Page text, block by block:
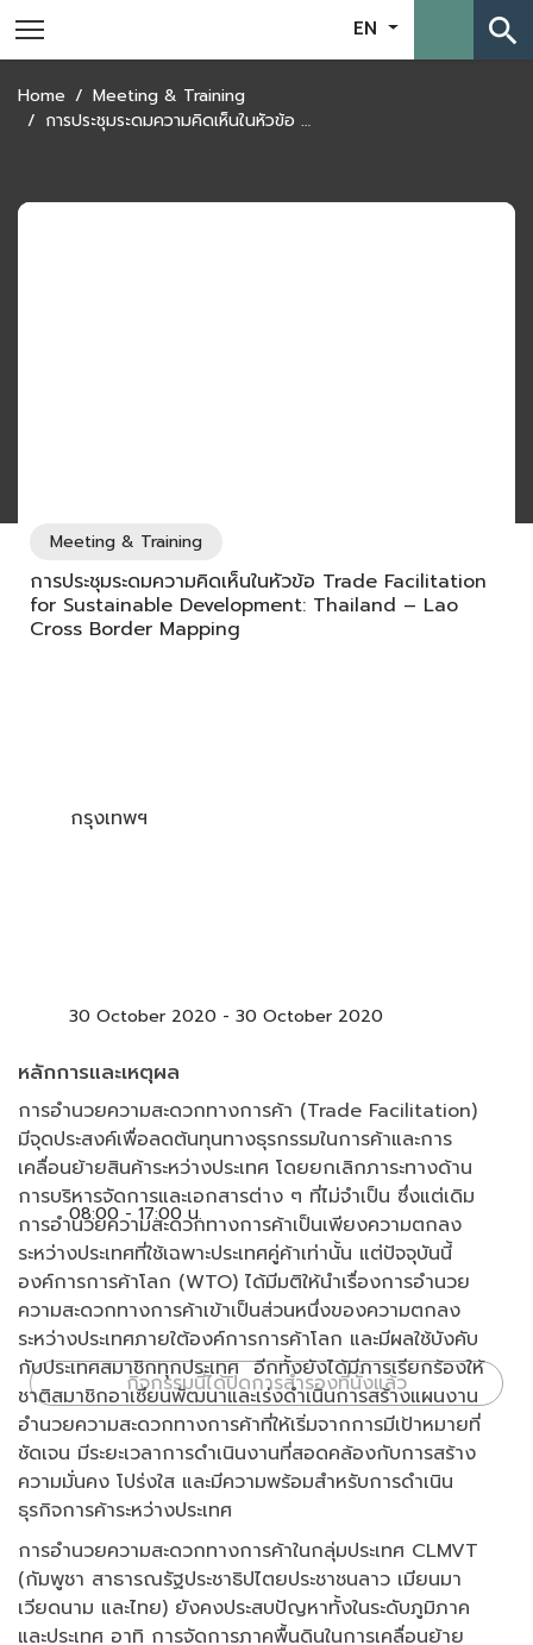
EN search
Home
Meeting & Training
การประชุมระดมความคิดเห็นในหัวข้อ Trade Facilitation for Sustainable Development: Thailand – Lao Cross Border Mapping
Meeting & Training
การประชุมระดมความคิดเห็นในหัวข้อ Trade Facilitation
for Sustainable Development: Thailand – Lao
Cross Border Mapping
กรุงเทพฯ
30 October 2020 - 30 October 2020
08:00 - 17:00 น.
กิจกรรมนี้ได้ปิดการสำรองที่นั่งแล้ว
หลักการและเหตุผล
การอำนวยความสะดวกทางการค้า (Trade Facilitation)
มีจุดประสงค์เพื่อลดต้นทุนทางธุรกรรมในการค้าและการ
เคลื่อนย้ายสินค้าระหว่างประเทศ โดยยกเลิกภาระทางด้าน
การบริหารจัดการและเอกสารต่าง ๆ ที่ไม่จำเป็น ซึ่งแต่เดิม
การอำนวยความสะดวกทางการค้าเป็นเพียงความตกลง
ระหว่างประเทศที่ใช้เฉพาะประเทศคู่ค้าเท่านั้น แต่ปัจจุบันนี้
องค์การการค้าโลก (WTO) ได้มีมติให้นำเรื่องการอำนวย
ความสะดวกทางการค้าเข้าเป็นส่วนหนึ่งของความตกลง
ระหว่างประเทศภายใต้องค์การการค้าโลก และมีผลใช้บังคับ
กับประเทศสมาชิกทุกประเทศ อีกทั้งยังได้มีการเรียกร้องให้
ชาติสมาชิกอาเซียนพัฒนาและเร่งดำเนินการสร้างแผนงาน
อำนวยความสะดวกทางการค้าที่ให้เริ่มจากการมีเป้าหมายที่
ชัดเจน มีระยะเวลาการดำเนินงานที่สอดคล้องกับการสร้าง
ความมั่นคง โปร่งใส และมีความพร้อมสำหรับการดำเนิน
ธุรกิจการค้าระหว่างประเทศ
การอำนวยความสะดวกทางการค้าในกลุ่มประเทศ CLMVT
(กัมพูชา สาธารณรัฐประชาธิปไตยประชาชนลาว เมียนมา
เวียดนาม และไทย) ยังคงประสบปัญหาทั้งในระดับภูมิภาค
และประเทศ อาทิ การจัดการภาคพื้นดินในการเคลื่อนย้าย